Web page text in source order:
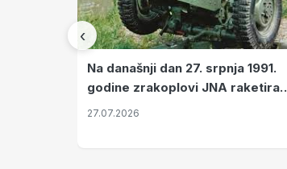
‹
Na današnji dan 27. srpnja 1991.
godine zrakoplovi JNA raketirali
su vojarnu i obučni centar "Nikola
27.07.2026